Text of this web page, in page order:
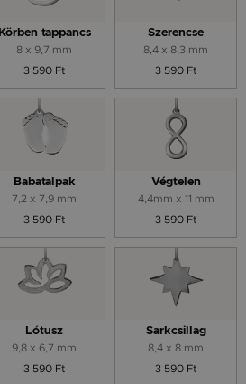
Körben tappancs
8 x 9,7 mm
3 590 Ft
Szerencse
8,4 x 8,3 mm
3 590 Ft
Babatalpak
7,2 x 7,9 mm
3 590 Ft
Végtelen
4,4mm x 11 mm
3 590 Ft
Lótusz
9,8 x 6,7 mm
3 590 Ft
Sarkcsillag
8,4 x 8 mm
3 590 Ft